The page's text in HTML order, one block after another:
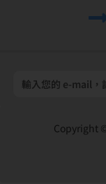
環球晶圓
續完善治
氣候行動
2025 年獲
比獲 A 級
定。 推動
Copyright